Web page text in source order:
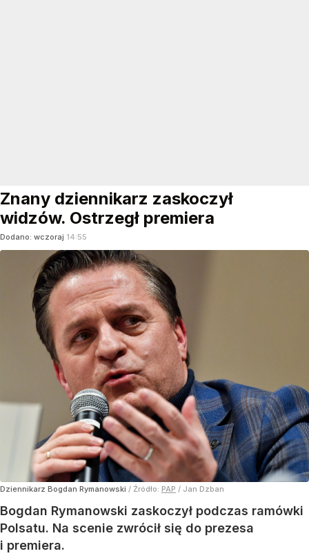
Znany dziennikarz zaskoczył
widzów. Ostrzegł premiera
Dodano: wczoraj 14:55
Dziennikarz Bogdan Rymanowski / Źródło: PAP / Jan Dzban
Bogdan Rymanowski zaskoczył podczas ramówki
Polsatu. Na scenie zwrócił się do prezesa
i premiera.